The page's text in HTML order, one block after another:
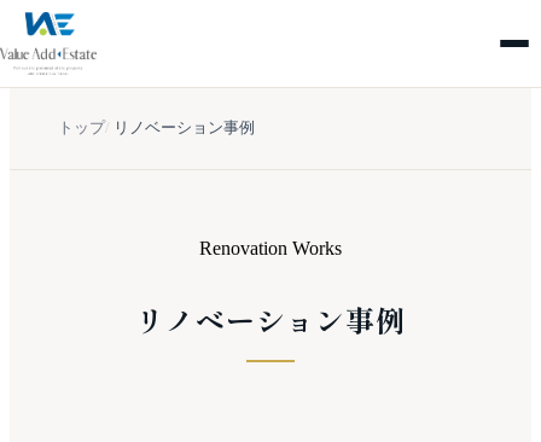
トップ/ リノベーション事例
Renovation Works
リノベーション事例